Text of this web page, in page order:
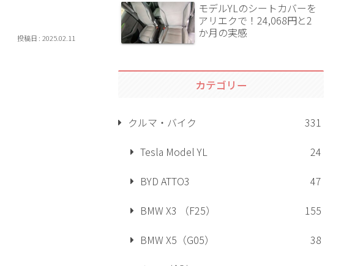
2025.02.11
モデルYLのシートカバーを
アリエクで！24,068円と2
か月の実感
カテゴリー
クルマ・バイク
331
Tesla Model YL
24
BYD ATTO3
47
BMW X3 （F25）
155
BMW X5（G05）
38